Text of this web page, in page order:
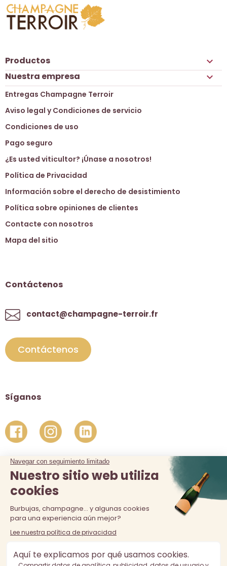
Productos 
Nuestra empresa 
Entregas Champagne Terroir
Aviso legal y Condiciones de servicio
Condiciones de uso
Pago seguro
¿Es usted viticultor? ¡Únase a nosotros!
Política de Privacidad
Información sobre el derecho de desistimiento
Política sobre opiniones de clientes
Contacte con nosotros
Mapa del sitio
Contáctenos
contact@champagne-terroir.fr
Contáctenos
Síganos
La venta de alcohol está prohibida a los menores de 18 años.